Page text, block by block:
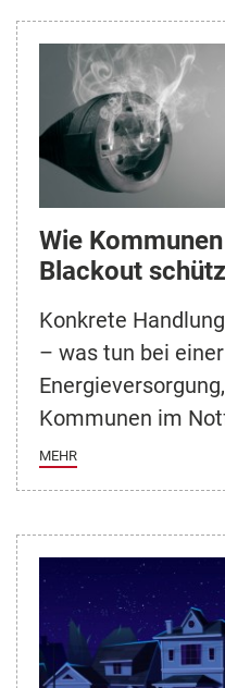
Wie
Blackout
Konkrete
– was tun bei
Kommunen im
MEHR